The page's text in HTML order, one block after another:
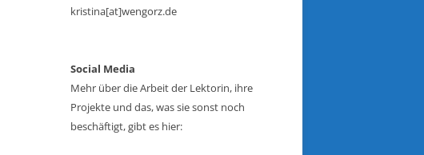
kristina[at]wengorz.de
Social Media
Mehr über die Arbeit der Lektorin, ihre
Projekte und das, was sie sonst noch
beschäftigt, gibt es hier: